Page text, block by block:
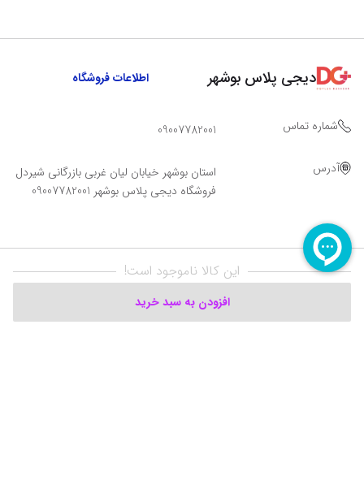
این کالا ناموجود است!
افزودن به سبد خرید
دیجی پلاس بوشهر اطلاعات فروشگاه
شماره تماس 09007782001
آدرس
استان بوشهر خیابان لیان غربی بازرگانی شیردل
فروشگاه دیجی پلاس بوشهر 09007782001